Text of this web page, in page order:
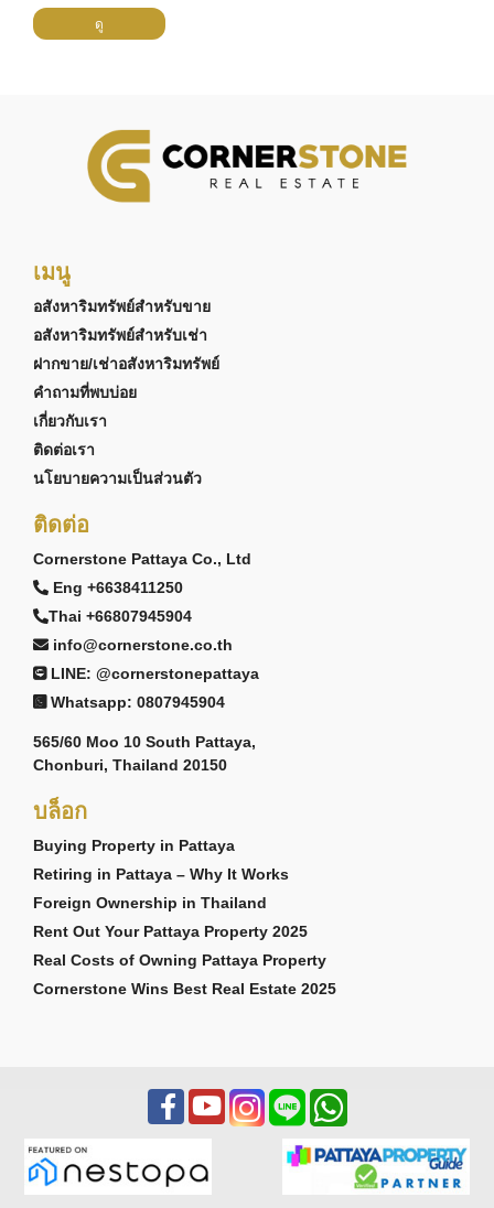
ดู
เมนู
อสังหาริมทรัพย์สำหรับขาย
อสังหาริมทรัพย์สำหรับเช่า
ฝากขาย/เช่าอสังหาริมทรัพย์
คำถามที่พบบ่อย
เกี่ยวกับเรา
ติดต่อเรา
นโยบายความเป็นส่วนตัว
ติดต่อ
Cornerstone Pattaya Co., Ltd
Eng +6638411250
Thai +66807945904
info@cornerstone.co.th
LINE: @cornerstonepattaya
Whatsapp: 0807945904
565/60 Moo 10 South Pattaya,
Chonburi, Thailand 20150
บล็อก
Buying Property in Pattaya
Retiring in Pattaya – Why It Works
Foreign Ownership in Thailand
Rent Out Your Pattaya Property 2025
Real Costs of Owning Pattaya Property
Cornerstone Wins Best Real Estate 2025